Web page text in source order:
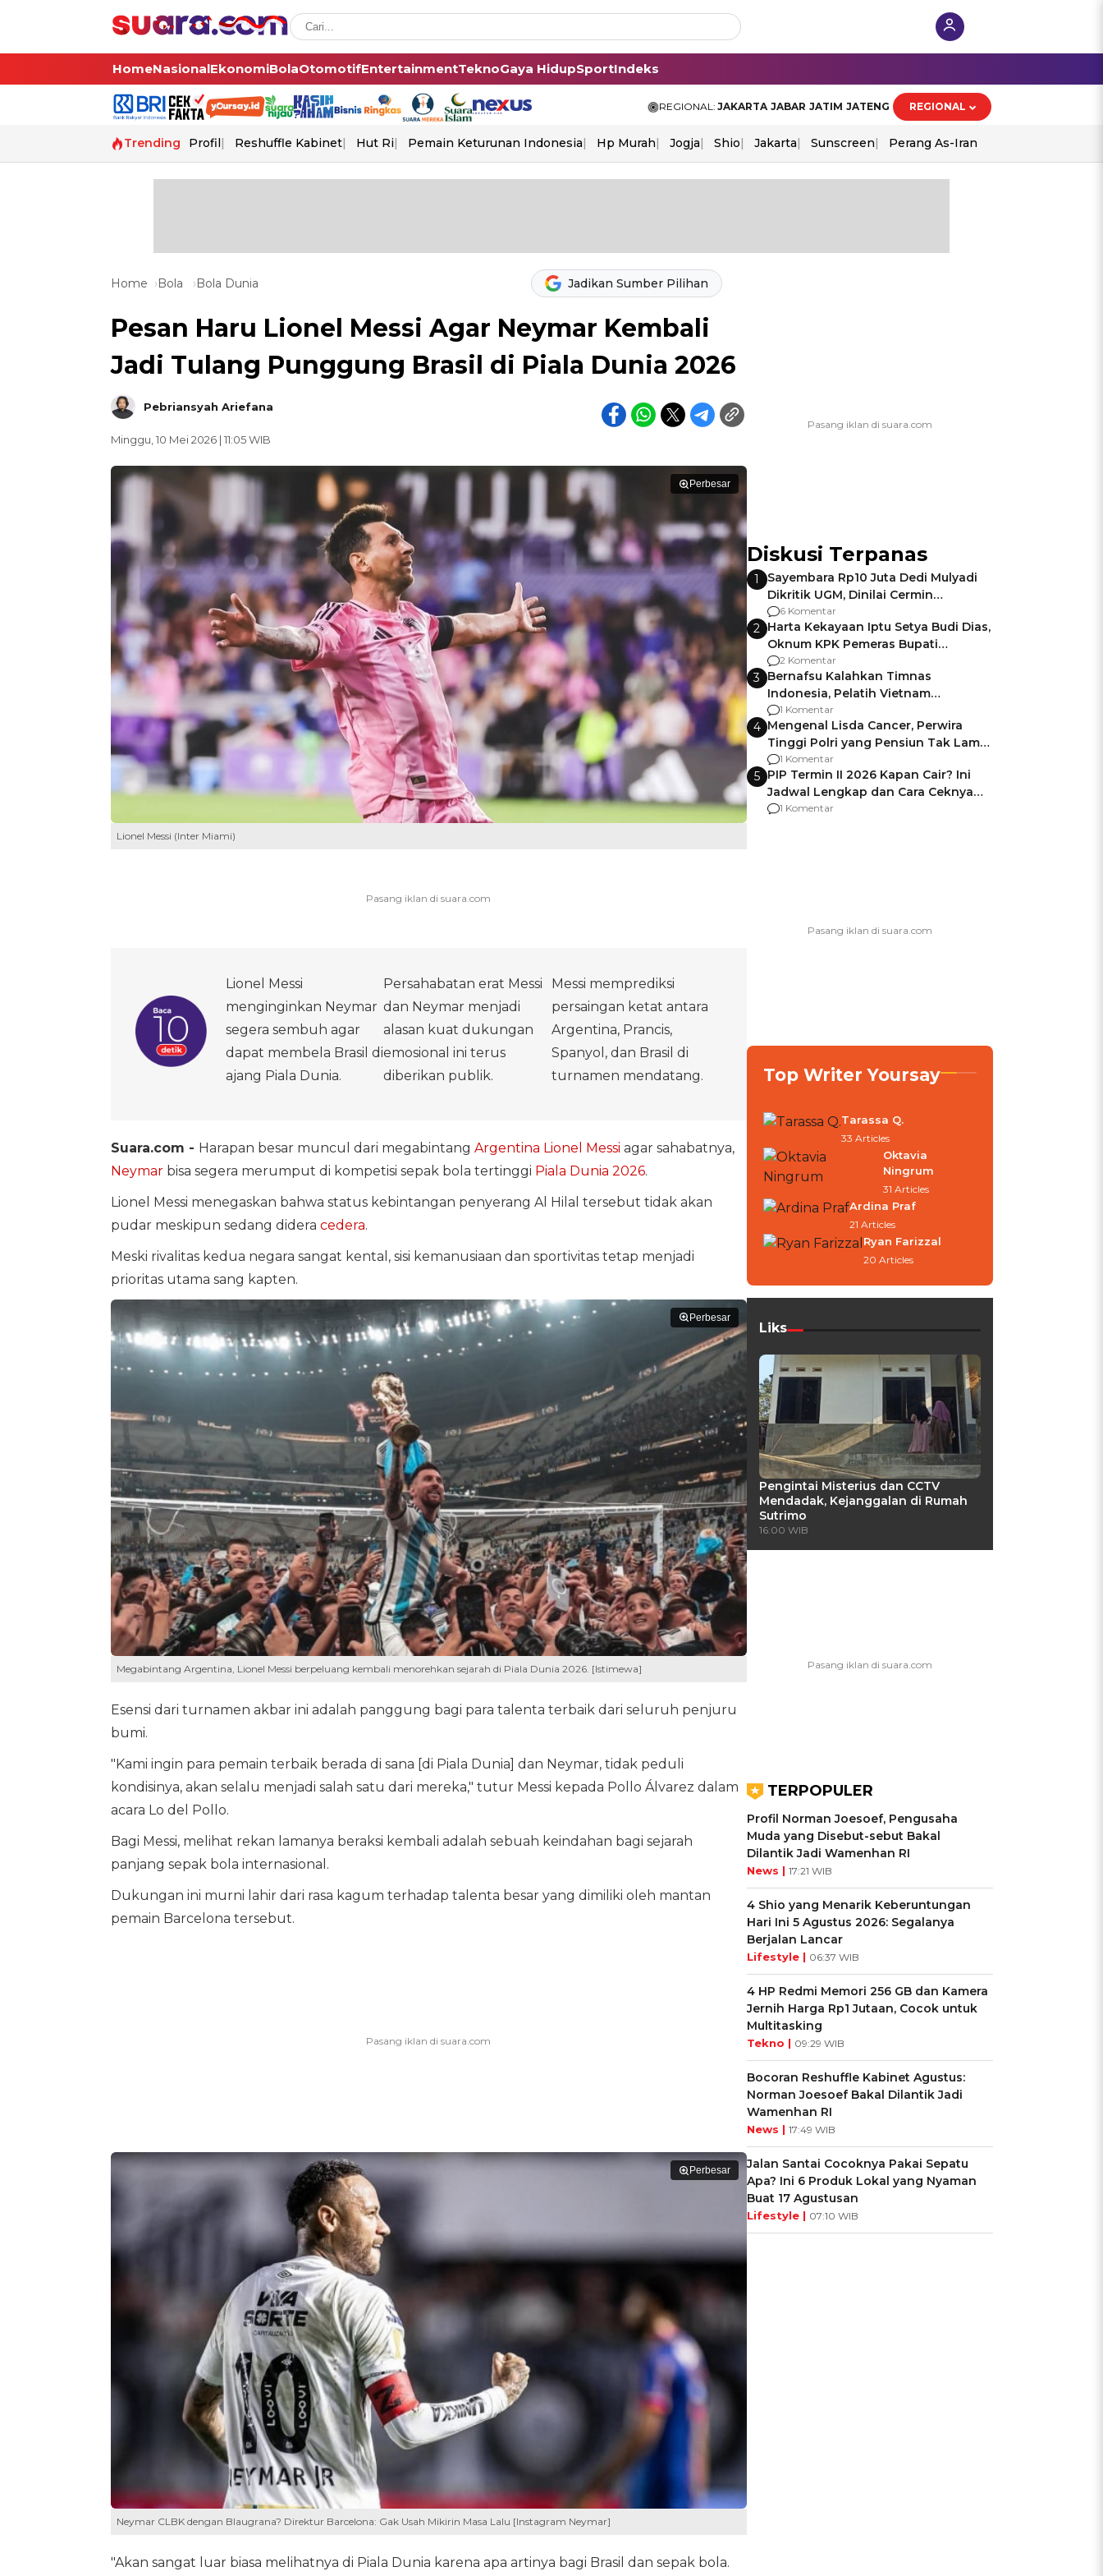
HomeNasionalEkonomiBolaOtomotifEntertainmentTeknoGaya HidupSportIndeks
REGIONAL: JAKARTA JABAR JATIM JATENG REGIONAL
Trending Profil Reshuffle Kabinet Hut Ri Pemain Keturunan Indonesia Hp Murah Jogja Shio Jakarta Sunscreen Perang As-Iran
Home Bola Bola Dunia Jadikan Sumber Pilihan
Pesan Haru Lionel Messi Agar Neymar Kembali
Jadi Tulang Punggung Brasil di Piala Dunia 2026
Pebriansyah Ariefana
Minggu, 10 Mei 2026 | 11:05 WIB
Perbesar
Lionel Messi (Inter Miami)
Lionel Messi
menginginkan Neymar
segera sembuh agar
dapat membela Brasil di
ajang Piala Dunia.
Persahabatan erat Messi
dan Neymar menjadi
alasan kuat dukungan
emosional ini terus
diberikan publik.
Messi memprediksi
persaingan ketat antara
Argentina, Prancis,
Spanyol, dan Brasil di
turnamen mendatang.
Suara.com - Harapan besar muncul dari megabintang Argentina Lionel Messi agar sahabatnya,
Neymarbisa segera merumput di kompetisi sepak bola tertinggi Piala Dunia 2026.
Lionel Messi menegaskan bahwa status kebintangan penyerang Al Hilal tersebut tidak akan
pudar meskipun sedang didera cedera.
Meski rivalitas kedua negara sangat kental, sisi kemanusiaan dan sportivitas tetap menjadi
prioritas utama sang kapten.
Perbesar
Megabintang Argentina, Lionel Messi berpeluang kembali menorehkan sejarah di Piala Dunia 2026. [Istimewa]
Esensi dari turnamen akbar ini adalah panggung bagi para talenta terbaik dari seluruh penjuru
bumi.
"Kami ingin para pemain terbaik berada di sana [di Piala Dunia] dan Neymar, tidak peduli
kondisinya, akan selalu menjadi salah satu dari mereka," tutur Messi kepada Pollo Álvarez dalam
acara Lo del Pollo.
Bagi Messi, melihat rekan lamanya beraksi kembali adalah sebuah keindahan bagi sejarah
panjang sepak bola internasional.
Dukungan ini murni lahir dari rasa kagum terhadap talenta besar yang dimiliki oleh mantan
pemain Barcelona tersebut.
Perbesar
Neymar CLBK dengan Blaugrana? Direktur Barcelona: Gak Usah Mikirin Masa Lalu [Instagram Neymar]
"Akan sangat luar biasa melihatnya di Piala Dunia karena apa artinya bagi Brasil dan sepak bola.
Diskusi Terpanas
1
Sayembara Rp10 Juta Dedi Mulyadi
Dikritik UGM, Dinilai Cermin
Gagalnya Negara Jamin Keamanan
6 Komentar
2 Harta Kekayaan Iptu Setya Budi Dias,
Oknum KPK Pemeras Bupati
Pemalang
2 Komentar
3 Bernafsu Kalahkan Timnas
Indonesia, Pelatih Vietnam
Berencana Pakai Jimat di Pakansari
1 Komentar
4 Mengenal Lisda Cancer, Perwira
Tinggi Polri yang Pensiun Tak Lama
Usai Jadi Brigjen
1 Komentar
5 PIP Termin II 2026 Kapan Cair? Ini
Jadwal Lengkap dan Cara Ceknya
agar Dana Tidak Hangus!
1 Komentar
Top Writer Yoursay
Tarassa Q.
33 Articles
Oktavia
Ningrum
31 Articles
Ardina Praf
21 Articles
Ryan Farizzal
20 Articles
Liks
Pengintai Misterius dan CCTV
Mendadak, Kejanggalan di Rumah
Sutrimo
16:00 WIB
TERPOPULER
Profil Norman Joesoef, Pengusaha
Muda yang Disebut-sebut Bakal
Dilantik Jadi Wamenhan RI
News | 17:21 WIB
4 Shio yang Menarik Keberuntungan
Hari Ini 5 Agustus 2026: Segalanya
Berjalan Lancar
Lifestyle | 06:37 WIB
4 HP Redmi Memori 256 GB dan Kamera
Jernih Harga Rp1 Jutaan, Cocok untuk
Multitasking
Tekno | 09:29 WIB
Bocoran Reshuffle Kabinet Agustus:
Norman Joesoef Bakal Dilantik Jadi
Wamenhan RI
News | 17:49 WIB
Jalan Santai Cocoknya Pakai Sepatu
Apa? Ini 6 Produk Lokal yang Nyaman
Buat 17 Agustusan
Lifestyle | 07:10 WIB